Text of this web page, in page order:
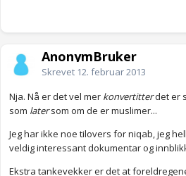
AnonymBruker
Skrevet 12. februar 2013
Nja. Nå er det vel mer konvertitterdet er
som latersom om de er muslimer...
Jeg har ikke noe tilovers for niqab, jeg
veldig interessant dokumentar og
Ekstra tankevekker er det at